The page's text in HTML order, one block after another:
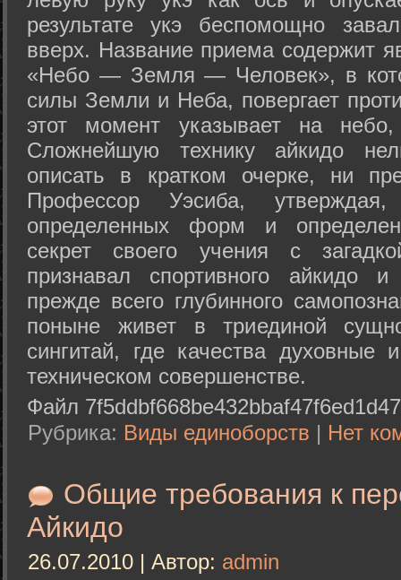
результате укэ беспомощно
вверх. Название приема содержит
«Небо — Земля — Человек», в
силы Земли и Неба, повергает
этот момент указывает на
Сложнейшую технику айкидо
описать в кратком очерке, ни
Профессор Уэсиба,
определенных форм и
секрет своего учения с
признавал спортивного айкидо
прежде всего глубинного
поныне живет в триединой
сингитай, где качества духовные
техническом совершенстве.
Файл
Рубрика: Виды единоборств | Нет
Общие требования к
Айкидо
26.07.2010 | Автор: admin